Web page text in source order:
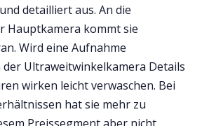
detailliert aus. An die
Hauptkamera kommt sie
Wird eine Aufnahme
Ultraweitwinkelkamera Details
wirken leicht verwaschen. Bei
hat sie mehr zu